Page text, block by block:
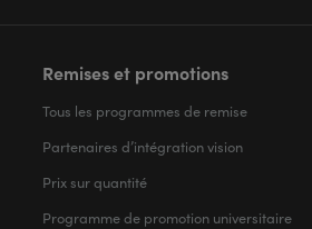
Remises et promotions
Tous les programmes de remise
Partenaires d’intégration vision
Prix sur quantité
Programme de promotion universitaire